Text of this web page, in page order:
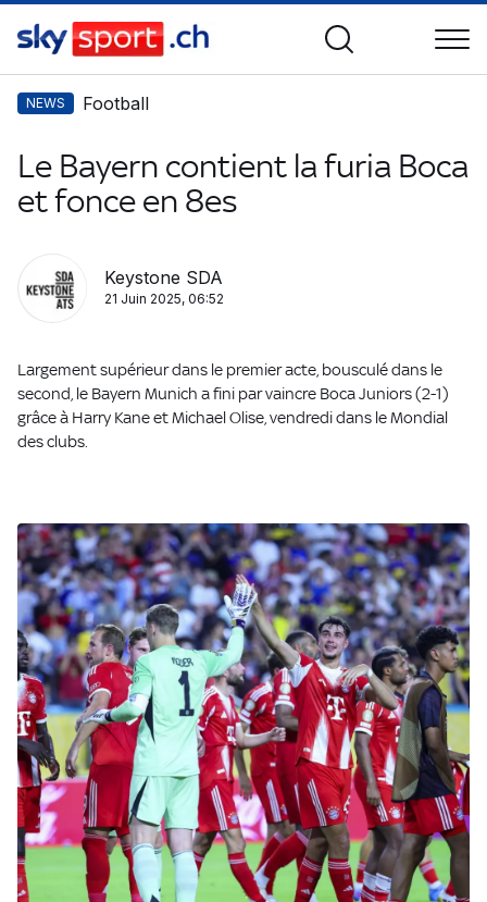
NEWS Football
Le Bayern contient la furia Boca
et fonce en 8es
Keystone SDA
21 Juin 2025, 06:52
Largement supérieur dans le premier acte, bousculé dans le
second, le Bayern Munich a fini par vaincre Boca Juniors (2-1)
grâce à Harry Kane et Michael Olise, vendredi dans le Mondial
des clubs.